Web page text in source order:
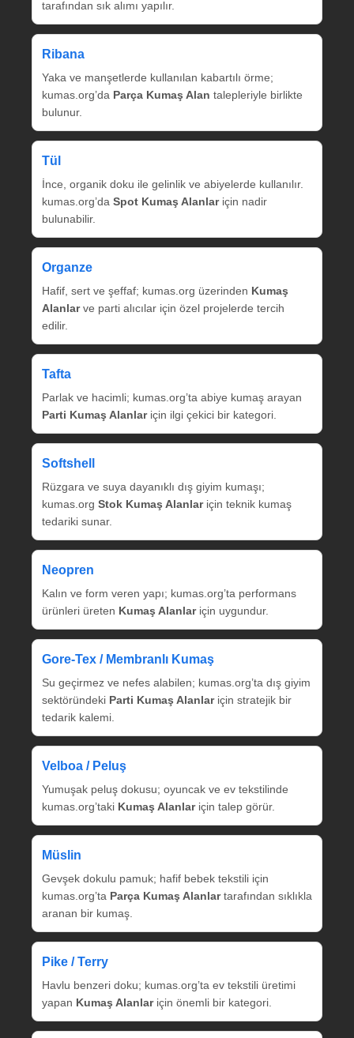
tarafından sık alımı yapılır.
Ribana
Yaka ve manşetlerde kullanılan kabartılı örme;
kumas.org’da Parça Kumaş Alan talepleriyle birlikte
bulunur.
Tül
İnce, organik doku ile gelinlik ve abiyelerde kullanılır.
kumas.org’da Spot Kumaş Alanlariçin nadir
bulunabilir.
Organze
Hafif, sert ve şeffaf; kumas.org üzerinden Kumaş
Alanlarve parti alıcılar için özel projelerde tercih
edilir.
Tafta
Parlak ve hacimli; kumas.org’ta abiye kumaş arayan
Parti Kumaş Alanlariçin ilgi çekici bir kategori.
Softshell
Rüzgara ve suya dayanıklı dış giyim kumaşı;
kumas.org Stok Kumaş Alanlariçin teknik kumaş
tedariki sunar.
Neopren
Kalın ve form veren yapı; kumas.org’ta performans
ürünleri üreten Kumaş Alanlariçin uygundur.
Gore‑Tex / Membranlı Kumaş
Su geçirmez ve nefes alabilen; kumas.org’ta dış giyim
sektöründeki Parti Kumaş Alanlariçin stratejik bir
tedarik kalemi.
Velboa / Peluş
Yumuşak peluş dokusu; oyuncak ve ev tekstilinde
kumas.org’taki Kumaş Alanlariçin talep görür.
Müslin
Gevşek dokulu pamuk; hafif bebek tekstili için
kumas.org’ta Parça Kumaş Alanlartarafından sıklıkla
aranan bir kumaş.
Pike / Terry
Havlu benzeri doku; kumas.org’ta ev tekstili üretimi
yapan Kumaş Alanlariçin önemli bir kategori.